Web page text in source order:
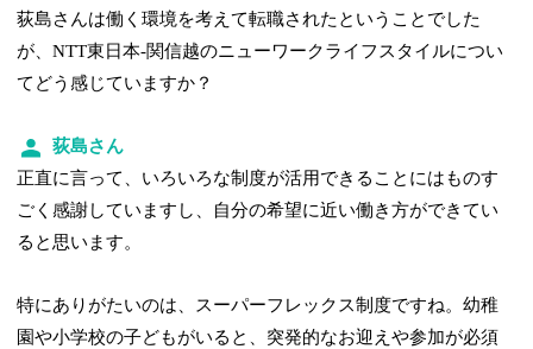
荻島さんは働く環境を考えて転職されたということでした
が、NTT東日本-関信越のニューワークライフスタイルについ
てどう感じていますか？
荻島さん
正直に言って、いろいろな制度が活用できることにはものす
ごく感謝していますし、自分の希望に近い働き方ができてい
ると思います。
特にありがたいのは、スーパーフレックス制度ですね。幼稚
園や小学校の子どもがいると、突発的なお迎えや参加が必須